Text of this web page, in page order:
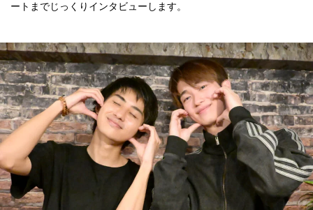
ートまでじっくりインタビューします。